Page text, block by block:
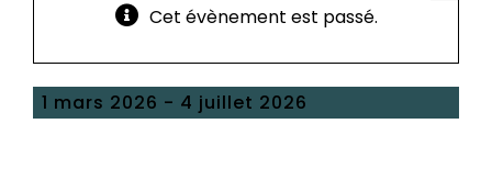
Cet évènement est passé.
1 mars 2026 - 4 juillet 2026